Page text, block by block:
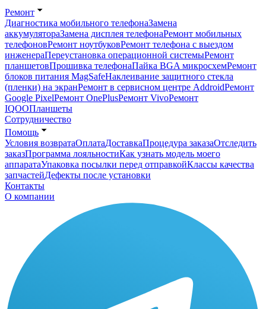
Ремонт
Диагностика мобильного телефонаЗамена
аккумулятораЗамена дисплея телефонаРемонт мобильных
телефоновРемонт ноутбуковРемонт телефона с выездом
инженераПереустановка операционной системыРемонт
планшетовПрошивка телефонаПайка BGA микросхемРемонт
блоков питания MagSafeНаклеивание защитного стекла
(пленки) на экранРемонт в сервисном центре AddroidРемонт
Google PixelРемонт OnePlusРемонт VivoРемонт
IQOOПланшеты
Сотрудничество
Помощь
Условия возвратаОплатаДоставкаПроцедура заказаОтследить
заказПрограмма лояльностиКак узнать модель моего
аппаратаУпаковка посылки перед отправкойКлассы качества
запчастейДефекты после установки
Контакты
О компании